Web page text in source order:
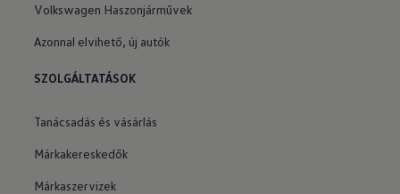
Volkswagen Haszonjárművek
Azonnal elvihető, új autók
SZOLGÁLTATÁSOK
Tanácsadás és vásárlás
Márkakereskedők
Márkaszervizek